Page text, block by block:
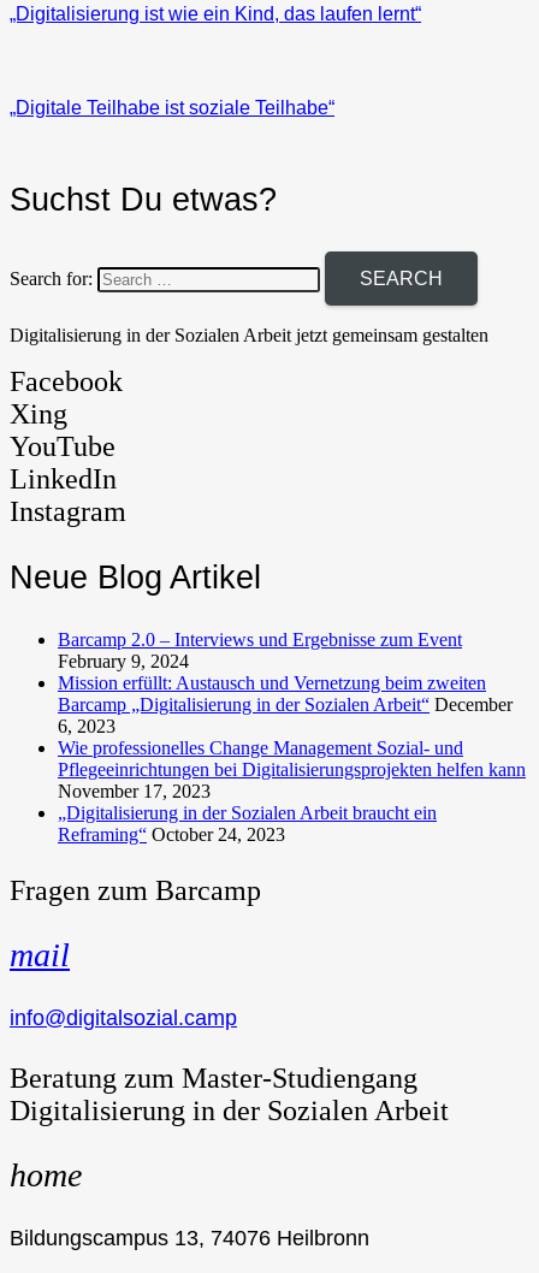
„Digitalisierung ist wie ein Kind, das laufen lernt“
„Digitale Teilhabe ist soziale Teilhabe“
Suchst Du etwas?
Search for:
Digitalisierung in der Sozialen Arbeit jetzt gemeinsam gestalten
Facebook
Xing
YouTube
LinkedIn
Instagram
Neue Blog Artikel
Barcamp 2.0 – Interviews und Ergebnisse zum Event
February 9, 2024
Mission erfüllt: Austausch und Vernetzung beim zweiten
Barcamp „Digitalisierung in der Sozialen Arbeit“ December
6, 2023
Wie professionelles Change Management Sozial- und
Pflegeeinrichtungen bei Digitalisierungsprojekten helfen kann
November 17, 2023
„Digitalisierung in der Sozialen Arbeit braucht ein
Reframing“ October 24, 2023
Fragen zum Barcamp
mail
info@digitalsozial.camp
Beratung zum Master-Studiengang
Digitalisierung in der Sozialen Arbeit
home
Bildungscampus 13, 74076 Heilbronn